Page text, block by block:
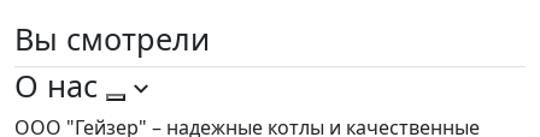
Вы смотрели
О нас
ООО "Гейзер" – надежные котлы и качественные